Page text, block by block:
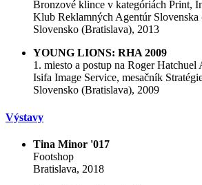
Bronzové klince v kategóriách Print,
Klub Reklamných Agentúr
Slovensko (Bratislava), 2013
YOUNG LIONS: RHA 2009
1. miesto a postup na Roger Hatchuel
Isifa Image Service, mesačník
Slovensko (Bratislava), 2009
Výstavy
Tina Minor '017
Footshop
Bratislava, 2018